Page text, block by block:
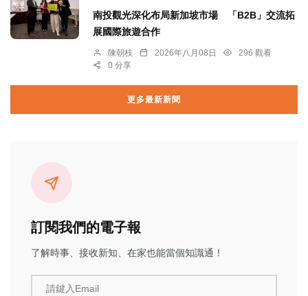
南投觀光深化布局新加坡市場 「B2B」交流拓
展國際旅遊合作
陳朝枝 2026年八月08日
296 觀看
0 分享
更多最新新聞
訂閱我們的電子報
了解時事、接收新知、在家也能當個知識通！
請鍵入Email